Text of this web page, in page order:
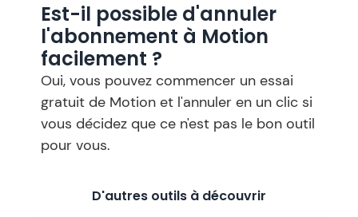
Est-il possible d'annuler
l'abonnement à Motion
facilement ?
Oui, vous pouvez commencer un essai
gratuit de Motion et l'annuler en un clic si
vous décidez que ce n'est pas le bon outil
pour vous.
D'autres outils à découvrir